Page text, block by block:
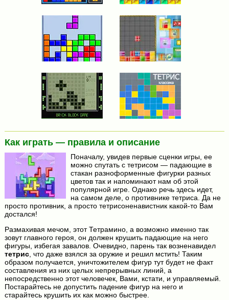
Как играть — правила и описание
Поначалу, увидев первые сценки игры, ее
можно спутать с тетрисом — падающие в
стакан разноформенные фигурки разных
цветов так и напоминают нам об этой
популярной игре. Однако речь здесь идет,
на самом деле, о противнике тетриса. Да не
просто противник, а просто тетрисоненавистник какой-то Вам
достался!
Размахивая мечом, этот Тетрамино, а возможно именно так
зовут главного героя, он должен крушить падающие на него
фигуры, избегая завалов. Очевидно, парень так возненавидел
тетрис, что даже взялся за оружие и решил мстить! Таким
образом получается, уничтожителем фигур тут будет не факт
составления из них целых непрерывных линий, а
непосредственно этот человечек, Вами, кстати, и управляемый.
Постарайтесь не допустить падение фигур на него и
старайтесь крушить их как можно быстрее.